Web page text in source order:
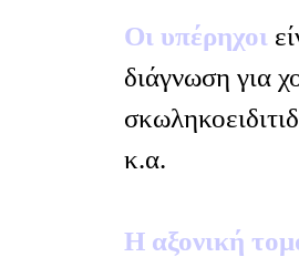
Οι υπέρηχοι
διάγνωση για
κ.α.
Η αξονική